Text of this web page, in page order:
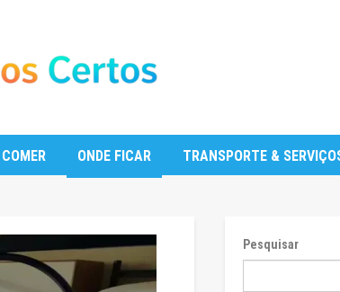
ONDE FICAR TRANSPORTE &
Pesquisar